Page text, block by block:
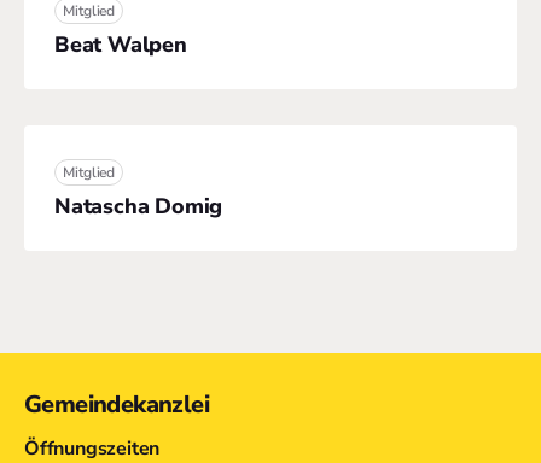
Mitglied
Beat Walpen
Mitglied
Natascha Domig
Gemeindekanzlei
Öffnungszeiten